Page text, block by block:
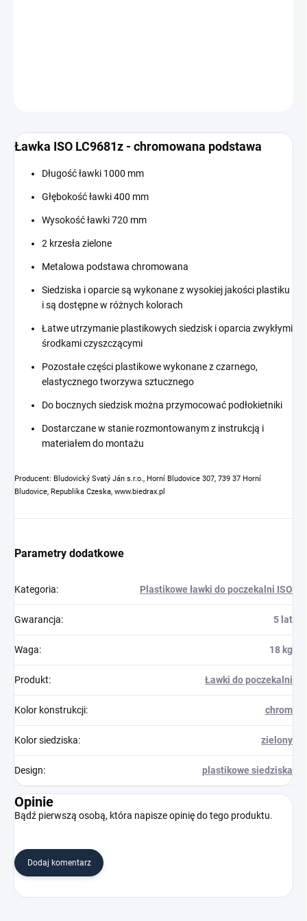
Ławka ISO LC9681z - chromowana podstawa
Długość ławki 1000 mm
Głębokość ławki 400 mm
Wysokość ławki 720 mm
2 krzesła zielone
Metalowa podstawa chromowana
Siedziska i oparcie są wykonane z wysokiej jakości plastiku
i są dostępne w różnych kolorach
Łatwe utrzymanie plastikowych siedzisk i oparcia zwykłymi
środkami czyszczącymi
Pozostałe części plastikowe wykonane z czarnego,
elastycznego tworzywa sztucznego
Do bocznych siedzisk można przymocować podłokietniki
Dostarczane w stanie rozmontowanym z instrukcją i
materiałem do montażu
Producent: Bludovický Svatý Ján s.r.o., Horní Bludovice 307, 739 37 Horní
Bludovice, Republika Czeska, www.biedrax.pl
Parametry dodatkowe
Kategoria: Plastikowe ławki do poczekalni ISO
Gwarancja: 5 lat
Waga: 18 kg
Produkt: Ławki do poczekalni
Kolor konstrukcji: chrom
Kolor siedziska: zielony
Design: plastikowe siedziska
Opinie
Bądź pierwszą osobą, która napisze opinię do tego produktu.
Dodaj komentarz